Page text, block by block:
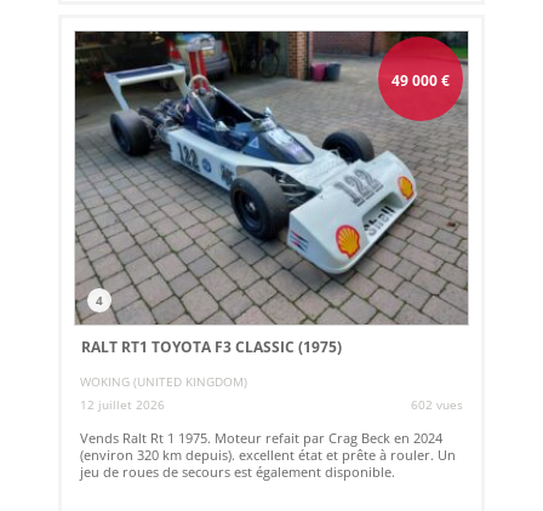
49 000€
4
RALT RT1 TOYOTA F3 CLASSIC (1975)
WOKING (UNITED KINGDOM)
12 juillet 2026
602 vues
Vends Ralt Rt 1 1975. Moteur refait par Crag Beck en 2024
(environ 320 km depuis). excellent état et prête à rouler. Un
jeu de roues de secours est également disponible.